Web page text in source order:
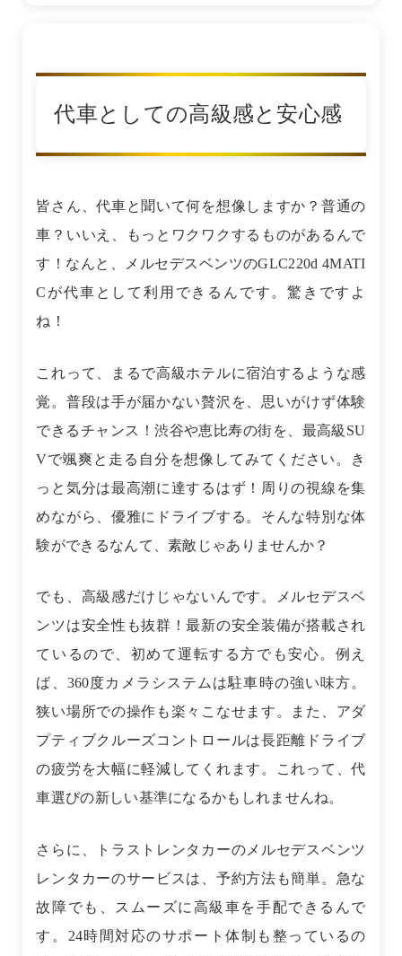
代車としての高級感と安心感
皆さん、代車と聞いて何を想像しますか？普通の
車？いいえ、もっとワクワクするものがあるんで
す！なんと、メルセデスベンツのGLC220d 4MATI
Cが代車として利用できるんです。驚きですよ
ね！
これって、まるで高級ホテルに宿泊するような感
覚。普段は手が届かない贅沢を、思いがけず体験
できるチャンス！渋谷や恵比寿の街を、最高級SU
Vで颯爽と走る自分を想像してみてください。き
っと気分は最高潮に達するはず！周りの視線を集
めながら、優雅にドライブする。そんな特別な体
験ができるなんて、素敵じゃありませんか？
でも、高級感だけじゃないんです。メルセデスベ
ンツは安全性も抜群！最新の安全装備が搭載され
ているので、初めて運転する方でも安心。例え
ば、360度カメラシステムは駐車時の強い味方。
狭い場所での操作も楽々こなせます。また、アダ
プティブクルーズコントロールは長距離ドライブ
の疲労を大幅に軽減してくれます。これって、代
車選びの新しい基準になるかもしれませんね。
さらに、トラストレンタカーのメルセデスベンツ
レンタカーのサービスは、予約方法も簡単。急な
故障でも、スムーズに高級車を手配できるんで
す。24時間対応のサポート体制も整っているの